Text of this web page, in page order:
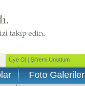
Foto Galeriler